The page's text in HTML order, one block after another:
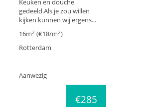
Keuken en douche
gedeeld.Als je zou willen
kijken kunnen wij ergens...
16m2 (€18/m2)
Rotterdam
Aanwezig
€285